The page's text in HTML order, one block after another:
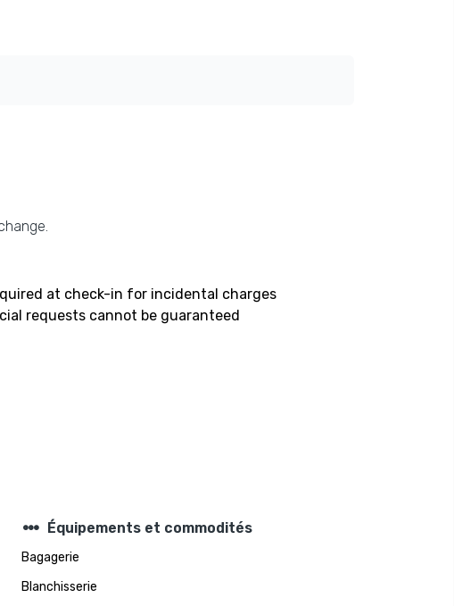
at check-in for incidental charges
requests cannot be guaranteed
steppers Équipements et commodités
Bagagerie
Blanchisserie